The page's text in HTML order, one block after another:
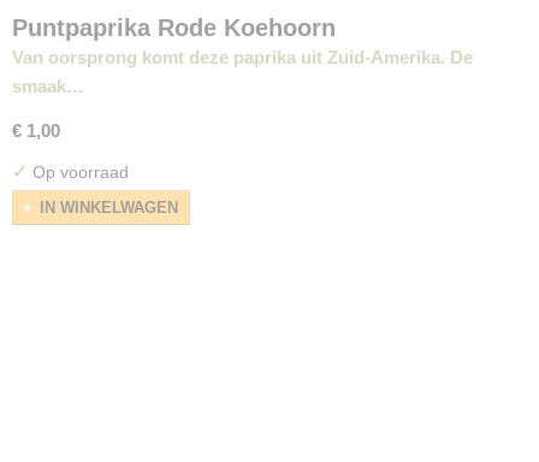
Puntpaprika Rode Koehoorn
Van oorsprong komt deze paprika uit Zuid-Amerika. De
smaak…
€ 1,00
✓ Op voorraad
IN WINKELWAGEN